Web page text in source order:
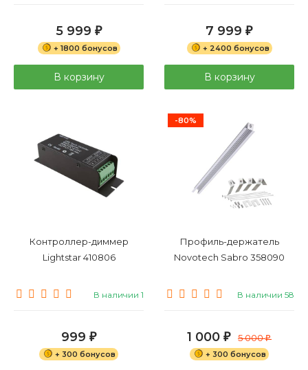
5 999 ₽
+ 1800 бонусов
В корзину
7 999 ₽
+ 2400 бонусов
В корзину
Контроллер-диммер
Lightstar 410806
В наличии 1
999 ₽
+ 300 бонусов
-80%
Профиль-держатель
Novotech Sabro 358090
В наличии 58
1 000 ₽ 5 000₽
+ 300 бонусов